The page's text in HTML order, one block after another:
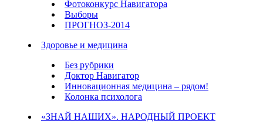
Фотоконкурс Навигатора
Выборы
ПРОГНОЗ-2014
Здоровье и медицина
Без рубрики
Доктор Навигатор
Инновационная медицина – рядом!
Колонка психолога
«ЗНАЙ НАШИХ». НАРОДНЫЙ ПРОЕКТ